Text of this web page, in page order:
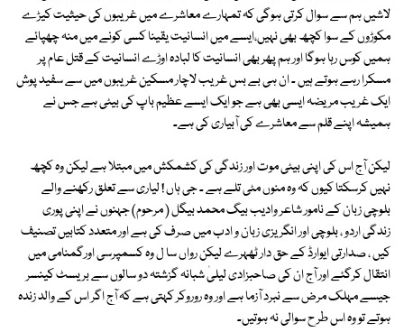
لاشیں ہم سے سوال کرتی ہوگی کہ تمہارے معاشرے میں غریبوں کی حیثیت کیڑے
مکوڑوں کے سوا کچھ بھی نہیں،ایسے میں انسانیت یقینا کسی کونے میں منہ چھپائے
ہمیں کوس رہا ہوگا اور ہم پھر بھی انسانیت کا لبادہ اوڑے انسانیت کے قتل عام پر
مسکرا رہے ہوتے ہیں ۔ ان ہی بے بس غریب لاچار مسکین غریبوں میں سے سفید پوش
ایک غریب مریضہ ایسی بھی ہے جو ایک ایسے عظیم باپ کی بیٹی ہے جس نے
ہمیشہ اپنے قلم سے معاشرے کی آبیاری کی ہے۔
لیکن آج اس کی اپنی بیٹی موت اور زندگی کی کشمکش میں مبتلا ہے لیکن وہ کچھ
نہیں کرسکتا کیوں کہ وہ منوں مٹی تلے ہے ۔ جی ہاں ! لیاری سے تعلق رکھنے والے
بلوچی زبان کے نامور شاعر وادیب بیگ محمد بیگل ( مرحوم) جہنوں نے اپنی پوری
زندگی اردو ، بلوچی اور انگریزی زبان و ادب میں صرف کی ہے اور متعدد کتابیں تصنیف
کیں ، صدارتی ایوارڈ کے حق دار ٹھہرے لیکن رواں سا ل وہ کسمپرسی اورگمنامی میں
انتقال کرگئے اور آج ان کی صاحبزادی لیلیٰ شبانہ گزشتہ دو سالوں سے بریسٹ کینسر
جیسے مہلک مرض سے نبرد آزما ہے اور وہ روروکر کہتی ہے کہ آج اگر اس کے والد زندہ
ہوتے تو وہ اس طر ح سوالی نہ ہوتیں۔